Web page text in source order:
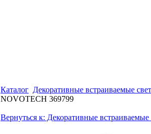
Каталог Декоративные встраиваемые
NOVOTECH 369799
Вернуться к: Декоративные встраиваемые